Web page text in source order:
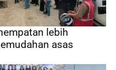
lebih
asas